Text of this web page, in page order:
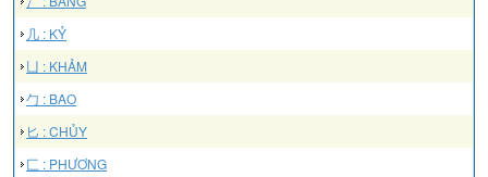
几 : KỶ
凵 : KHẢM
勹 : BAO
匕 : CHỦY
匚 : PHƯƠNG